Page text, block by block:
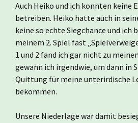
Auch Heiko und ich konnten keine
betreiben. Heiko hatte auch in
keine so echte Siegchance und ich
meinem 2. Spiel fast
1 und 2 fand ich gar nicht zu
gewann ich irgendwie, um dann in
Quittung für meine unterirdische
bekommen.
Unsere Niederlage war damit